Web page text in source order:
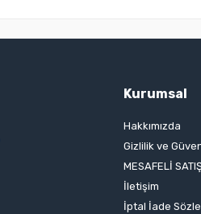
Kurumsal
Hakkımızda
Gizlilik ve
MESAFELİ
İletişim
İptal İade